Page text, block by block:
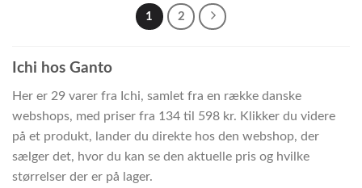
1 2
Ichi hos Ganto
Her er 29 varer fra Ichi, samlet fra en række danske
webshops, med priser fra 134 til 598 kr. Klikker du videre
på et produkt, lander du direkte hos den webshop, der
sælger det, hvor du kan se den aktuelle pris og hvilke
størrelser der er på lager.